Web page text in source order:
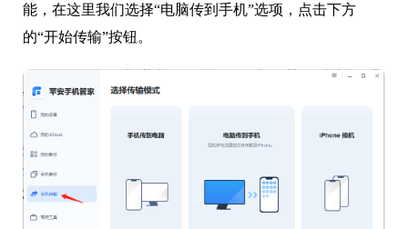
能，在这里我们选择“电脑传到手机”选项，点击下方
的“开始传输”按钮。